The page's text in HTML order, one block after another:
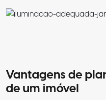
Vantagens de
de um imóvel